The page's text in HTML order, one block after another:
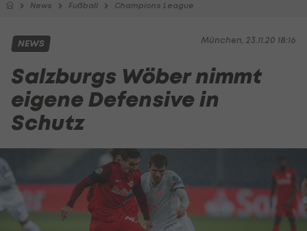
News Fußball Champions League
München, 23.11.20 18:16
NEWS
Salzburgs Wöber nimmt
eigene Defensive in
Schutz